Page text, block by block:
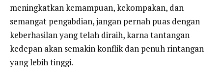
meningkatkan kemampuan, kekompakan, dan
semangat pengabdian, jangan pernah puas dengan
keberhasilan yang telah diraih, karna tantangan
kedepan akan semakin konflik dan penuh rintangan
yang lebih tinggi.